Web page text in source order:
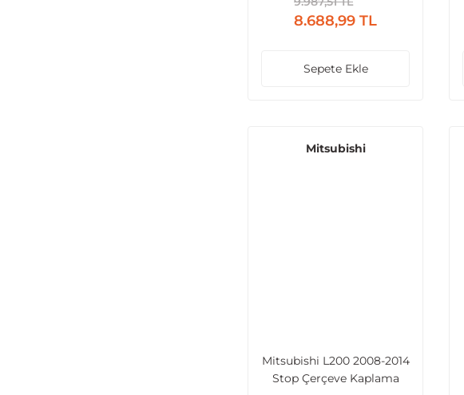
8.688,99 TL
Sepete Ekle
Mitsubishi
Mitsubishi L200 2008-2014
Stop Çerçeve Kaplama